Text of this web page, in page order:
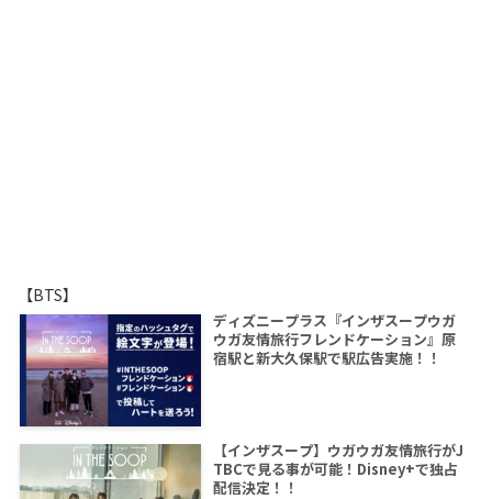
【BTS】
ディズニープラス『インザスープウガ
ウガ友情旅行フレンドケーション』原
宿駅と新大久保駅で駅広告実施！！
【インザスープ】ウガウガ友情旅行がJ
TBCで見る事が可能！Disney+で独占
配信決定！！